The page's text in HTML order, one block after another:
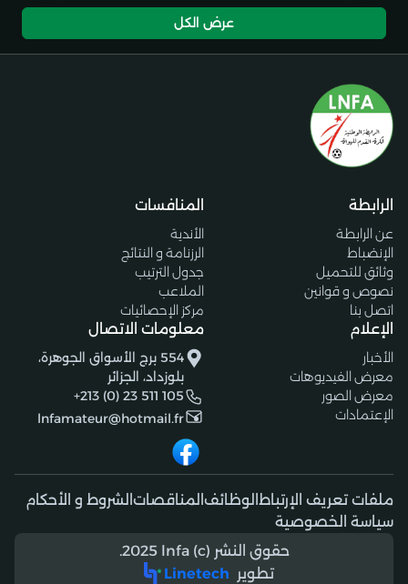
عرض الكل
الرابطة
عن الرابطة
الإنضباط
وثائق للتحميل
نصوص و قوانين
اتصل بنا
المنافسات
الأندية
الرزنامة و النتائج
جدول الترتيب
الملاعب
مركز الإحصائيات
الإعلام
الأخبار
معرض الفيديوهات
معرض الصور
الإعتمادات
معلومات الاتصال
554 برج الأسواق الجوهرة،
بلوزداد، الجزائر
+213 (0) 23 511 105
lnfamateur@hotmail.fr
ملفات تعريف الإرتباط الوظائف المناقصات الشروط و الأحكام
سياسة الخصوصية
حقوق النشر (c) 2025 lnfa.
تطوير Linetech